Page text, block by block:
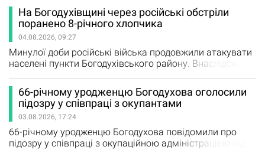
печать минулих років і десятиліть. І ритм життя тут
трохи інший: спокійний, розмірений, але атмосфера
така ж гостинна і доброзичлива, як і у всього міста.
На одній з таких затишних вуличок мешкає родина…
На Богодухівщині через російські обстріли
поранено 8-річного хлопчика
04.08.2026, 09:27
Минулої доби російські війська продовжили атакувати
населені пункти Богодухівського району. Внаслідок
руйнування житлових будинків, господарчих споруд і
сільськогосподарської техніки. У селищі Старий
Мерчик Валківської громади поранення дістав 8-річний
хлопчик. Також 44-річна жінка зазнала гострої реакції
на стрес. У…
66-річному уродженцю Богодухова оголосили
підозру у співпраці з окупантами
03.08.2026, 17:24
66-річному уродженцю Богодухова повідомили про
підозру у співпраці з окупаційною адміністрацією під